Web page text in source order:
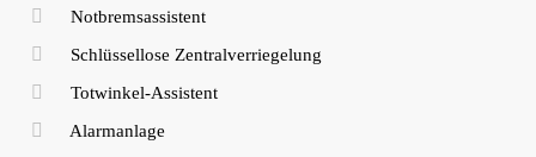
Notbremsassistent
Schlüssellose Zentralverriegelung
Totwinkel-Assistent
Alarmanlage